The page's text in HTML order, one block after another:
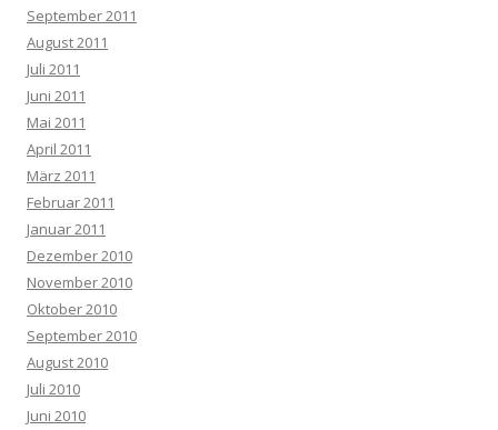
September 2011
August 2011
Juli 2011
Juni 2011
Mai 2011
April 2011
März 2011
Februar 2011
Januar 2011
Dezember 2010
November 2010
Oktober 2010
September 2010
August 2010
Juli 2010
Juni 2010